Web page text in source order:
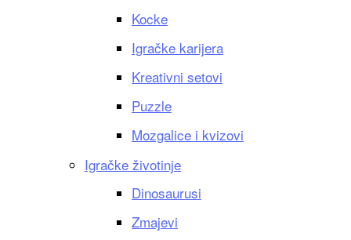
Kocke
Igračke karijera
Kreativni setovi
Puzzle
Mozgalice i kvizovi
Igračke životinje
Dinosaurusi
Zmajevi